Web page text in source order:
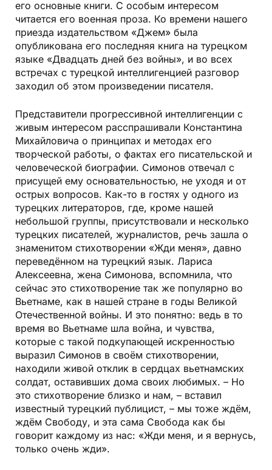
его основные книги. С особым интересом
читается его военная проза. Ко времени нашего
приезда издательством «Джем» была
опубликована его последняя книга на турецком
языке «Двадцать дней без войны», и во всех
встречах с турецкой интеллигенцией разговор
заходил об этом произведении писателя.
Представители прогрессивной интеллигенции с
живым интересом расспрашивали Константина
Михайловича о принципах и методах его
творческой работы, о фактах его писательской и
человеческой биографии. Симонов отвечал с
присущей ему основательностью, не уходя и от
острых вопросов. Как-то в гостях у одного из
турецких литераторов, где, кроме нашей
небольшой группы, присутствовали и несколько
турецких писателей, журналистов, речь зашла о
знаменитом стихотворении «Жди меня», давно
переведённом на турецкий язык. Лариса
Алексеевна, жена Симонова, вспомнила, что
сейчас это стихотворение так же популярно во
Вьетнаме, как в нашей стране в годы Великой
Отечественной войны. И это понятно: ведь в то
время во Вьетнаме шла война, и чувства,
которые с такой подкупающей искренностью
выразил Симонов в своём стихотворении,
находили живой отклик в сердцах вьетнамских
солдат, оставивших дома своих любимых. – Но
это стихотворение близко и нам, – вставил
известный турецкий публицист, – мы тоже ждём,
ждём Свободу, и эта сама Свобода как бы
говорит каждому из нас: «Жди меня, и я вернусь,
только очень жди».